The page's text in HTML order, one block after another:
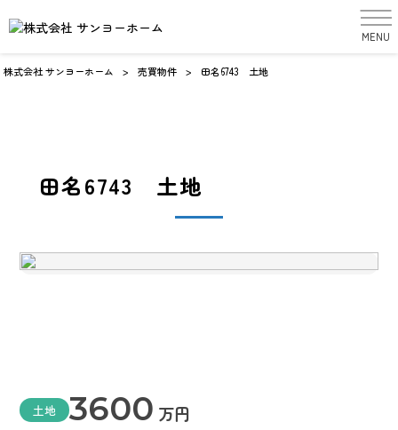
MENU
株式会社 サンヨーホーム > 売買物件 > 田名6743 土地
田名6743 土地
土地 3600 万円